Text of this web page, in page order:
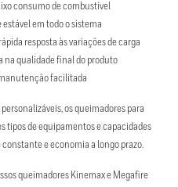
consumo de combustível
em todo o sistema
resposta às variações de carga
na qualidade final do produto
facilitada
os queimadores para
tipos de equipamentos e capacidades
e economia a longo prazo.
queimadores Kinemax e Megafire